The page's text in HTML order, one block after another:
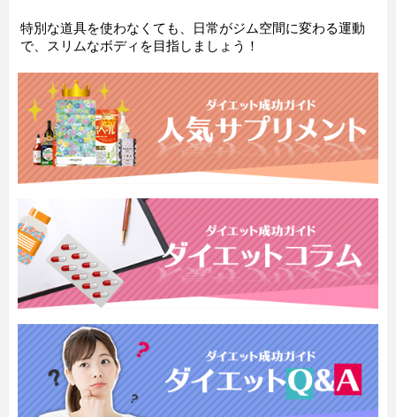
特別な道具を使わなくても、日常がジム空間に変わる運動
で、スリムなボディを目指しましょう！